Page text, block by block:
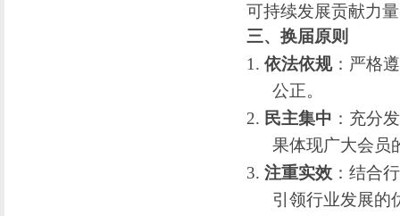
可持续发展贡献力
三、换届原则
1. 依法依规：严格
公正。
2. 民主集中 ：充分
果体现广大会员
3. 注重实效 ：结合
引领行业发展的